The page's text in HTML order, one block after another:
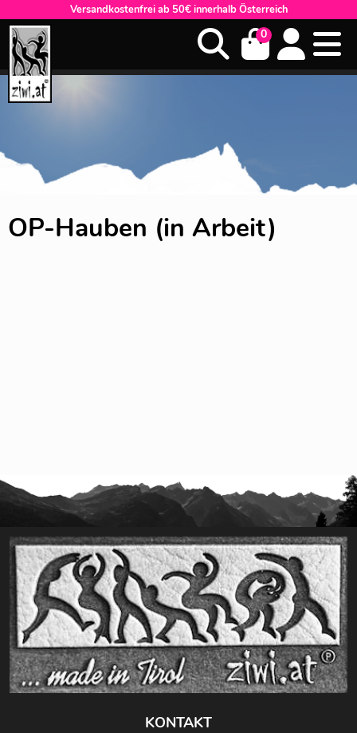
Versandkostenfrei ab 50€ innerhalb Österreich
0
OP-Hauben (in Arbeit)
KONTAKT